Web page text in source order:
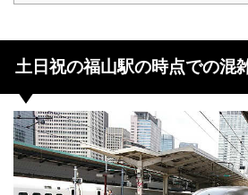
土日祝の福山駅の時点での混